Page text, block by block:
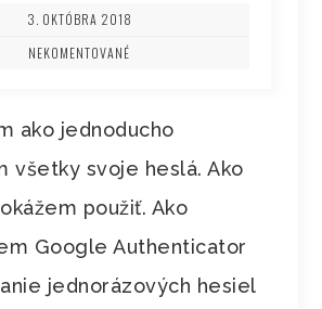
3. OKTÓBRA 2018
NEKOMENTOVANÉ
ako jednoducho
všetky svoje heslá. Ako
použiť. Ako
Google Authenticator
jednorázových hesiel